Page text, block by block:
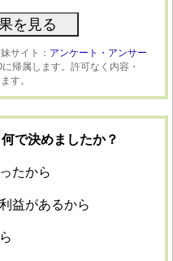
サイト： アンケート・アンサー
帰属します。許可なく内容・
す。
で決めましたか？
たから
益があるから